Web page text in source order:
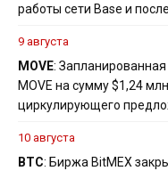
работы сети Base и
9 августа
MOVE:
MOVE на сумму $1,24
циркулирующего
10 августа
BTC: Биржа BitMEX